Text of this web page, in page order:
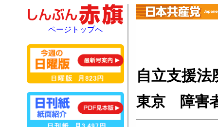
自立支援法
東京 障害
ページトップへ